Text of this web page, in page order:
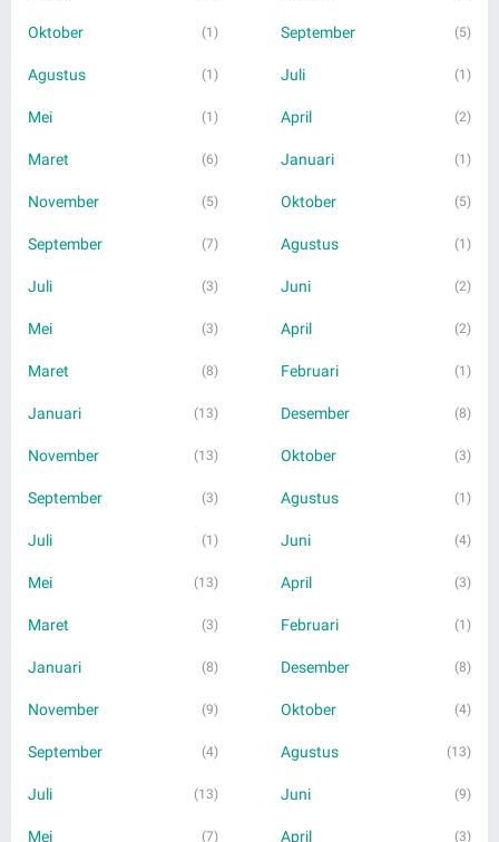
Oktober (1) September (5)
Agustus (1) Juli (1)
Mei (1) April (2)
Maret (6) Januari (1)
November (5) Oktober (5)
September (7) Agustus (1)
Juli (3) Juni (2)
Mei (3) April (2)
Maret (8) Februari (1)
Januari (13) Desember (8)
November (13) Oktober (3)
September (3) Agustus (1)
Juli (1) Juni (4)
Mei (13) April (3)
Maret (3) Februari (1)
Januari (8) Desember (8)
November (9) Oktober (4)
September (4) Agustus (13)
Juli (13) Juni (9)
Mei (7) April (3)